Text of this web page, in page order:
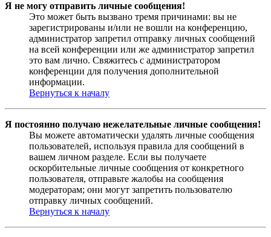
Я не могу отправить личные сообщения!
Это может быть вызвано тремя причинами: вы не
зарегистрированы и/или не вошли на конференцию,
администратор запретил отправку личных сообщений
на всей конференции или же администратор запретил
это вам лично. Свяжитесь с администратором
конференции для получения дополнительной
информации.
Вернуться к началу
Я постоянно получаю нежелательные личные сообщения!
Вы можете автоматически удалять личные сообщения
пользователей, используя правила для сообщений в
вашем личном разделе. Если вы получаете
оскорбительные личные сообщения от конкретного
пользователя, отправьте жалобы на сообщения
модераторам; они могут запретить пользователю
отправку личных сообщений.
Вернуться к началу